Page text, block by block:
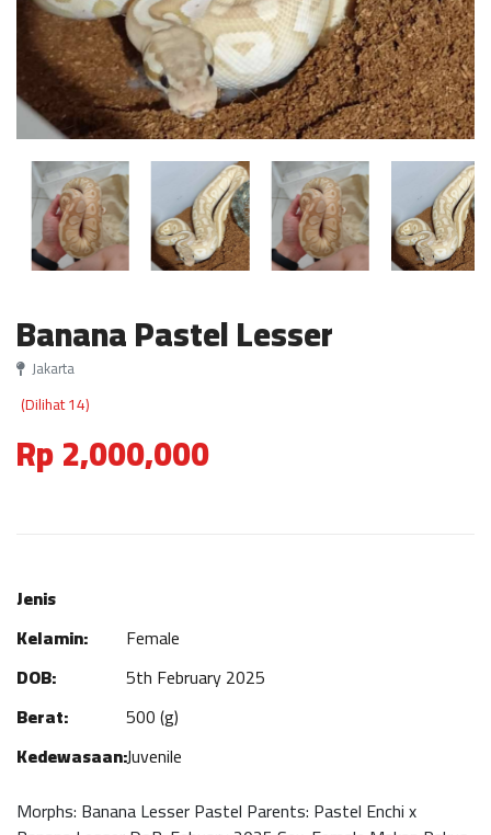
Banana Pastel Lesser
Jakarta
(Dilihat 14)
Rp 2,000,000
Jenis
Kelamin:
Female
DOB:
5th February 2025
Berat:
500 (g)
Kedewasaan:Juvenile
Morphs: Banana Lesser Pastel Parents: Pastel Enchi x